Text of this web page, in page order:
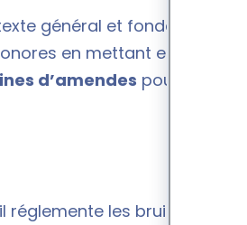
général et fondateur qui
en mettant en place
d’amendes pour les bruits
réglemente les bruits de